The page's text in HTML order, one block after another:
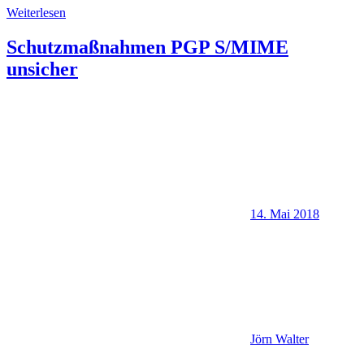
Weiterlesen
Schutzmaßnahmen PGP S/MIME
unsicher
14. Mai 2018
Jörn Walter